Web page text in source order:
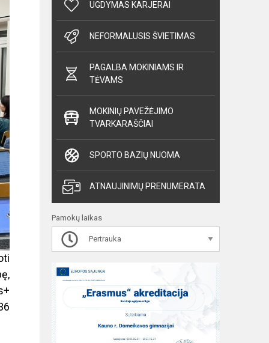
UGDYMAS KARJERAI
NEFORMALUSIS ŠVIETIMAS
PAGALBA MOKINIAMS IR
TĖVAMS
MOKINIŲ PAVEŽĖJIMO
TVARKARAŠČIAI
SPORTO BAZIŲ NUOMA
ATNAUJINIMŲ PRENUMERATA
Pamokų laikas
Pertrauka